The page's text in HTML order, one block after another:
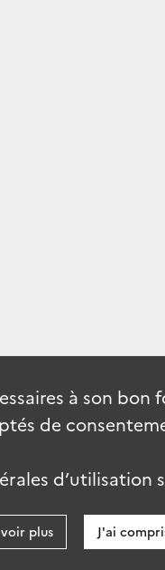
à son
de
d’utilisation
plus J'ai